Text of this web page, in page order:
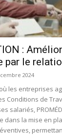
:
par le
2024
les entreprises
Conditions de
salariés,
dans la mise en